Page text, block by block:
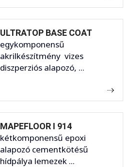
ULTRATOP BASE COAT
egykomponensű
akrilkészítmény vizes
diszperziós alapozó, ...
MAPEFLOOR I 914
kétkomponensű epoxi
alapozó cementkötésű
hídpálya lemezek ...